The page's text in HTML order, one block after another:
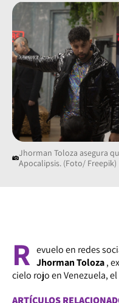
Jhorman Toloza asegura
Apocalipsis. (Foto/ Freepik)
R evuelo en redes
Jhorman Toloza,
cielo rojo en Venezuela,
ARTÍCULOS